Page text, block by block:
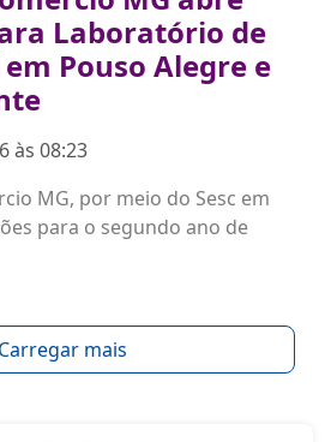
Laboratório de
Pouso Alegre e
às 08:23
MG, por meio do Sesc em
para o segundo ano de
Carregar mais